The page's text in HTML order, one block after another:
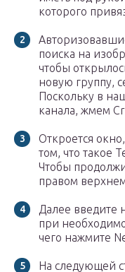
которого
поиска на
чтобы
новую группу,
Поскольку в
канала, жмем
Откроется
том, что такое
Чтобы
правом
Далее введите
при
чего нажмите
На следующей